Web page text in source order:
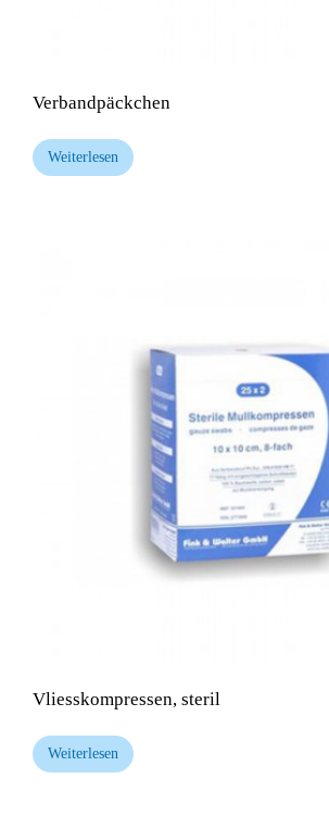
Verbandpäckchen
Weiterlesen
Vliesskompressen, steril
Weiterlesen